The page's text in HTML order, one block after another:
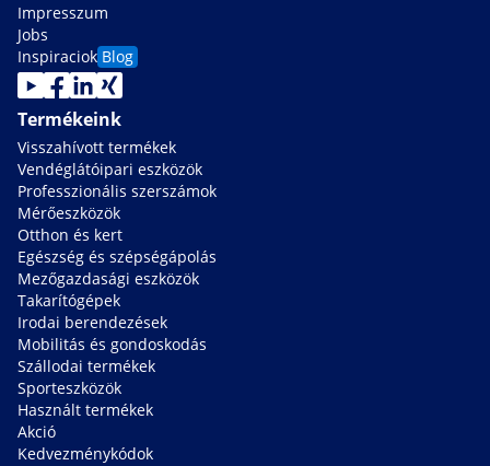
Impresszum
Jobs
Inspiraciok Blog
Termékeink
Visszahívott termékek
Vendéglátóipari eszközök
Professzionális szerszámok
Mérőeszközök
Otthon és kert
Egészség és szépségápolás
Mezőgazdasági eszközök
Takarítógépek
Irodai berendezések
Mobilitás és gondoskodás
Szállodai termékek
Sporteszközök
Használt termékek
Akció
Kedvezménykódok